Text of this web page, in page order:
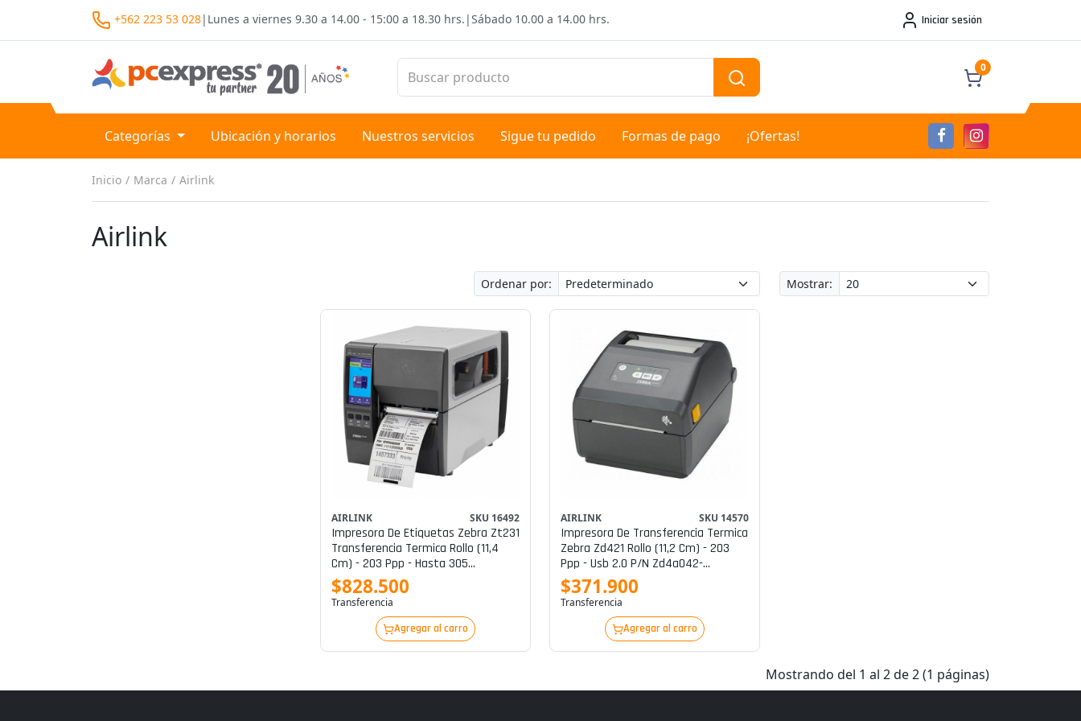
+562 223 53 028| Lunes a viernes 9.30 a 14.00 - 15:00 a 18.30 hrs. |Sábado 10.00 a 14.00 hrs. Iniciar sesión
0
Categorías Ubicación y horarios Nuestros servicios Sigue tu pedido Formas de pago ¡Ofertas!
Inicio Marca Airlink
Airlink
Ordenar por: Mostrar:
AIRLINK SKU 16492
Impresora De Etiquetas Zebra Zt231
Transferencia Termica Rollo (11,4
Cm) - 203 Ppp - Hasta 305
Mm/segundo - Usb, Lan, Serial,
Bluetooth P/n Zt23142-T01000fz
$828.500
Transferencia
Agregar al carro
AIRLINK SKU 14570
Impresora De Transferencia Termica
Zebra Zd421 Rollo (11,2 Cm) - 203
Ppp - Usb 2.0 P/n Zd4a042-
301m00ez
$371.900
Transferencia
Agregar al carro
Mostrando del 1 al 2 de 2 (1 páginas)